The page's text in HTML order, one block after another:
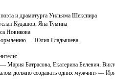
и драматурга Уильяма Шекспира
Кудашов, Яна Тумина
Новикова
— Юлия Гладышева.
Мария Батрасова, Екатерина Белевич,
должно создавать одних мужчин» —